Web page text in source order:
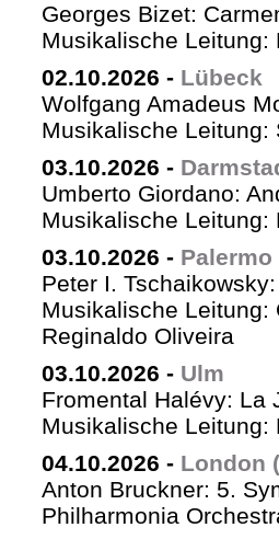
Georges Bizet:
Musikalische Leitung:
02.10.2026 - Lübeck
Wolfgang Amadeus
Musikalische Leitung:
03.10.2026 -
Umberto Giordano:
Musikalische Leitung:
03.10.2026 - Palermo
Peter I.
Musikalische Leitung:
Reginaldo Oliveira
03.10.2026 - Ulm
Fromental Halévy: La
Musikalische Leitung:
04.10.2026 - London
Anton Bruckner: 5.
Philharmonia